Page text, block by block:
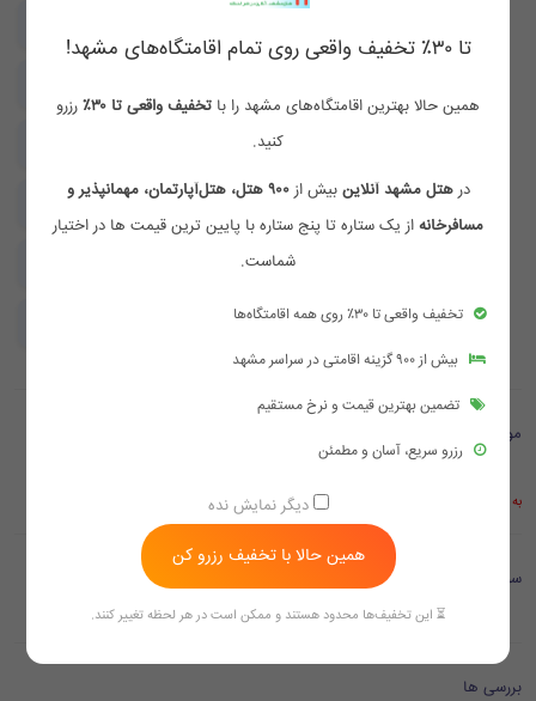
صبحانه کمد لباس
مینی بار با هزینه
موقعیت مکانی
به علت قطع اینترنت بین الملل موقتا موقعیت مکانی در گوگل نمایش داده نمی شود
سوالات متداول
بررسی ها
تا ۳۰٪ تخفیف واقعی روی تمام اقامتگاه‌های مشهد!
همین حالا بهترین اقامتگاه‌های مشهد را با تخفیف واقعی تا ۳۰٪
رزرو
کنید.
درهتل مشهد آنلاین بیش از
۹۰۰ هتل، هتل‌آپارتمان، مهمانپذیر و
مسافرخانه از یک ستاره تا پنج ستاره با پایین ترین قیمت ها در اختیار
شماست.
تخفیف واقعی تا ۳۰٪ روی همه اقامتگاه‌ها
بیش از ۹۰۰ گزینه اقامتی در سراسر مشهد
تضمین بهترین قیمت و نرخ مستقیم
رزرو سریع، آسان و مطمئن
دیگر نمایش نده
همین حالا با تخفیف رزرو کن
⏳ این تخفیف‌ها محدود هستند و ممکن است در هر لحظه تغییر کنند.